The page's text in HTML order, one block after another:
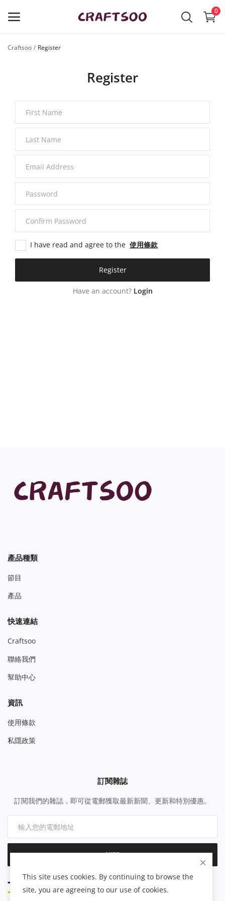
0
品
牌
Main Menu
產品種類
Craftsoo
購物清單
聯絡我們
Craftsoo Register
Register
I have read and agree to the 使用條款
Register
Have an account? Login
產品種類
節目
產品
快速連結
Craftsoo
聯絡我們
幫助中心
資訊
使用條款
私隱政策
訂閱雜誌
訂閱我們的雜誌，即可從電郵獲取最新新聞、更新和特別優惠。
訂閱
This site uses cookies. By continuing to browse the
site, you are agreeing to our use of cookies.